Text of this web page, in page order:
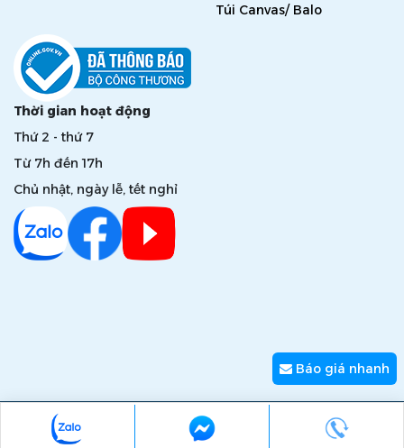
Túi Canvas/ Balo
Thời gian hoạt động
Thứ 2 - thứ 7
Từ 7h đến 17h
Chủ nhật, ngày lễ, tết nghỉ
Copyright © 2026 zumi.com.vn - Giải pháp nâng tầm giá trị
thương hiệu
Báo giá nhanh